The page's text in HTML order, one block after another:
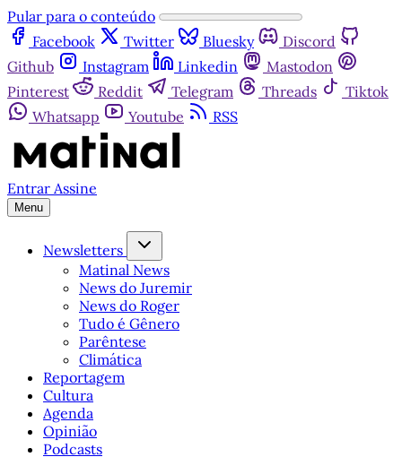
Pular para o conteúdo
Facebook
Twitter Bluesky
Discord
Github
Instagram Linkedin
Mastodon
Pinterest
Reddit Telegram Threads
Tiktok
Whatsapp
Youtube RSS
Entrar Assine
Menu
Newsletters
Matinal News
News do Juremir
News do Roger
Tudo é Gênero
Parêntese
Climática
Reportagem
Cultura
Agenda
Opinião
Podcasts